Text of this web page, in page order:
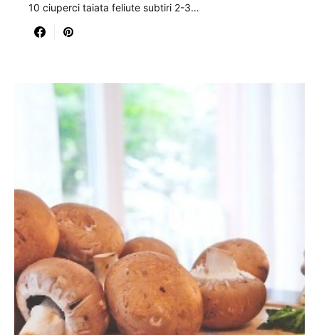
10 ciuperci taiata feliute subtiri 2-3…